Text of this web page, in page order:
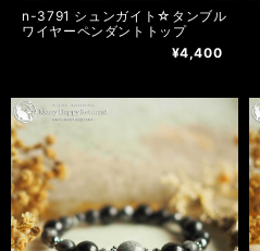
n-3791 シュンガイト☆タンブル
ワイヤーペンダントトップ
¥4,400